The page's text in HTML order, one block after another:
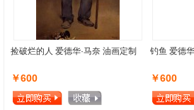
捡破烂的人 爱德华·马奈 油画定制
￥600
钓鱼 爱德
￥600